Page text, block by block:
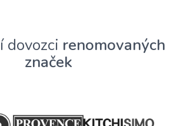
dovozci renomovaných
značek